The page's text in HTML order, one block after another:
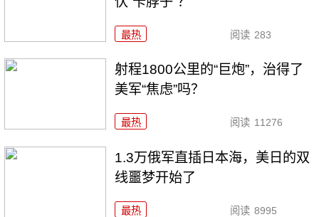
最热 阅读 283
射程1800公里的“巨炮”，治得了
美军“焦虑”吗？
最热 阅读 11276
1.3万俄军直插日本海，美日的双
线噩梦开始了
最热 阅读 8995